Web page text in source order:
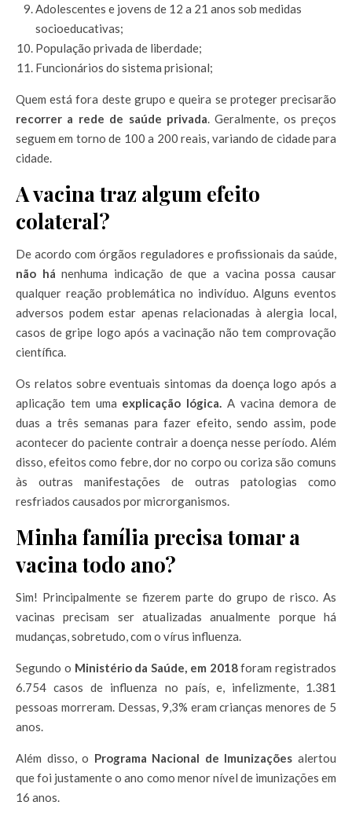
Adolescentes e jovens de 12 a 21 anos sob medidas
socioeducativas;
População privada de liberdade;
Funcionários do sistema prisional;
Quem está fora deste grupo e queira se proteger precisarão
recorrer a rede de saúde privada. Geralmente, os preços
seguem em torno de 100 a 200 reais, variando de cidade para
cidade.
A vacina traz algum efeito
colateral?
De acordo com órgãos reguladores e profissionais da saúde,
não há nenhuma indicação de que a vacina possa causar
qualquer reação problemática no indivíduo. Alguns eventos
adversos podem estar apenas relacionadas à alergia local,
casos de gripe logo após a vacinação não tem comprovação
científica.
Os relatos sobre eventuais sintomas da doença logo após a
aplicação tem uma explicação lógica. A vacina demora de
duas a três semanas para fazer efeito, sendo assim, pode
acontecer do paciente contrair a doença nesse período. Além
disso, efeitos como febre, dor no corpo ou coriza são comuns
às outras manifestações de outras patologias como
resfriados causados por microrganismos.
Minha família precisa tomar a
vacina todo ano?
Sim! Principalmente se fizerem parte do grupo de risco. As
vacinas precisam ser atualizadas anualmente porque há
mudanças, sobretudo, com o vírus influenza.
Segundo o Ministério da Saúde, em 2018foram registrados
6.754 casos de influenza no país, e, infelizmente, 1.381
pessoas morreram. Dessas, 9,3% eram crianças menores de 5
anos.
Além disso, o Programa Nacional de Imunizações alertou
que foi justamente o ano como menor nível de imunizações em
16 anos.